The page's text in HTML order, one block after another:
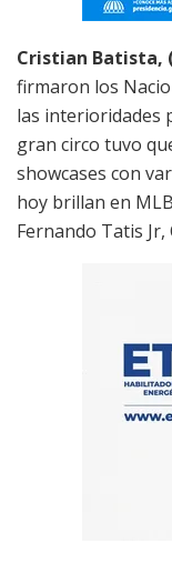
Cristian Batista,
firmaron los
las interioridades
gran circo tuvo
showcases con
hoy brillan en
Fernando Tatis